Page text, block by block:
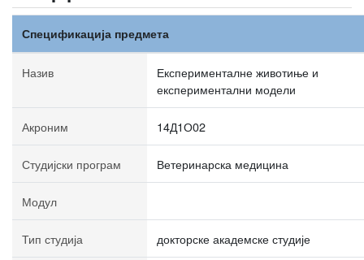
Спецификација предмета
Назив
Експерименталне животиње и
експериментални модели
Акроним 14Д1О02
Студијски програм Ветеринарска медицина
Модул
Тип студија докторске академске студије